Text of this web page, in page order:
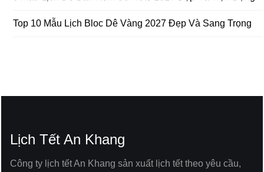
Top 10 Mẫu Lịch Bloc Dê Vàng 2027 Đẹp Và Sang Trọng
Lịch Tết An Khang
Công ty lịch tết An Khang sản xuất lịch tết theo yêu cầu,